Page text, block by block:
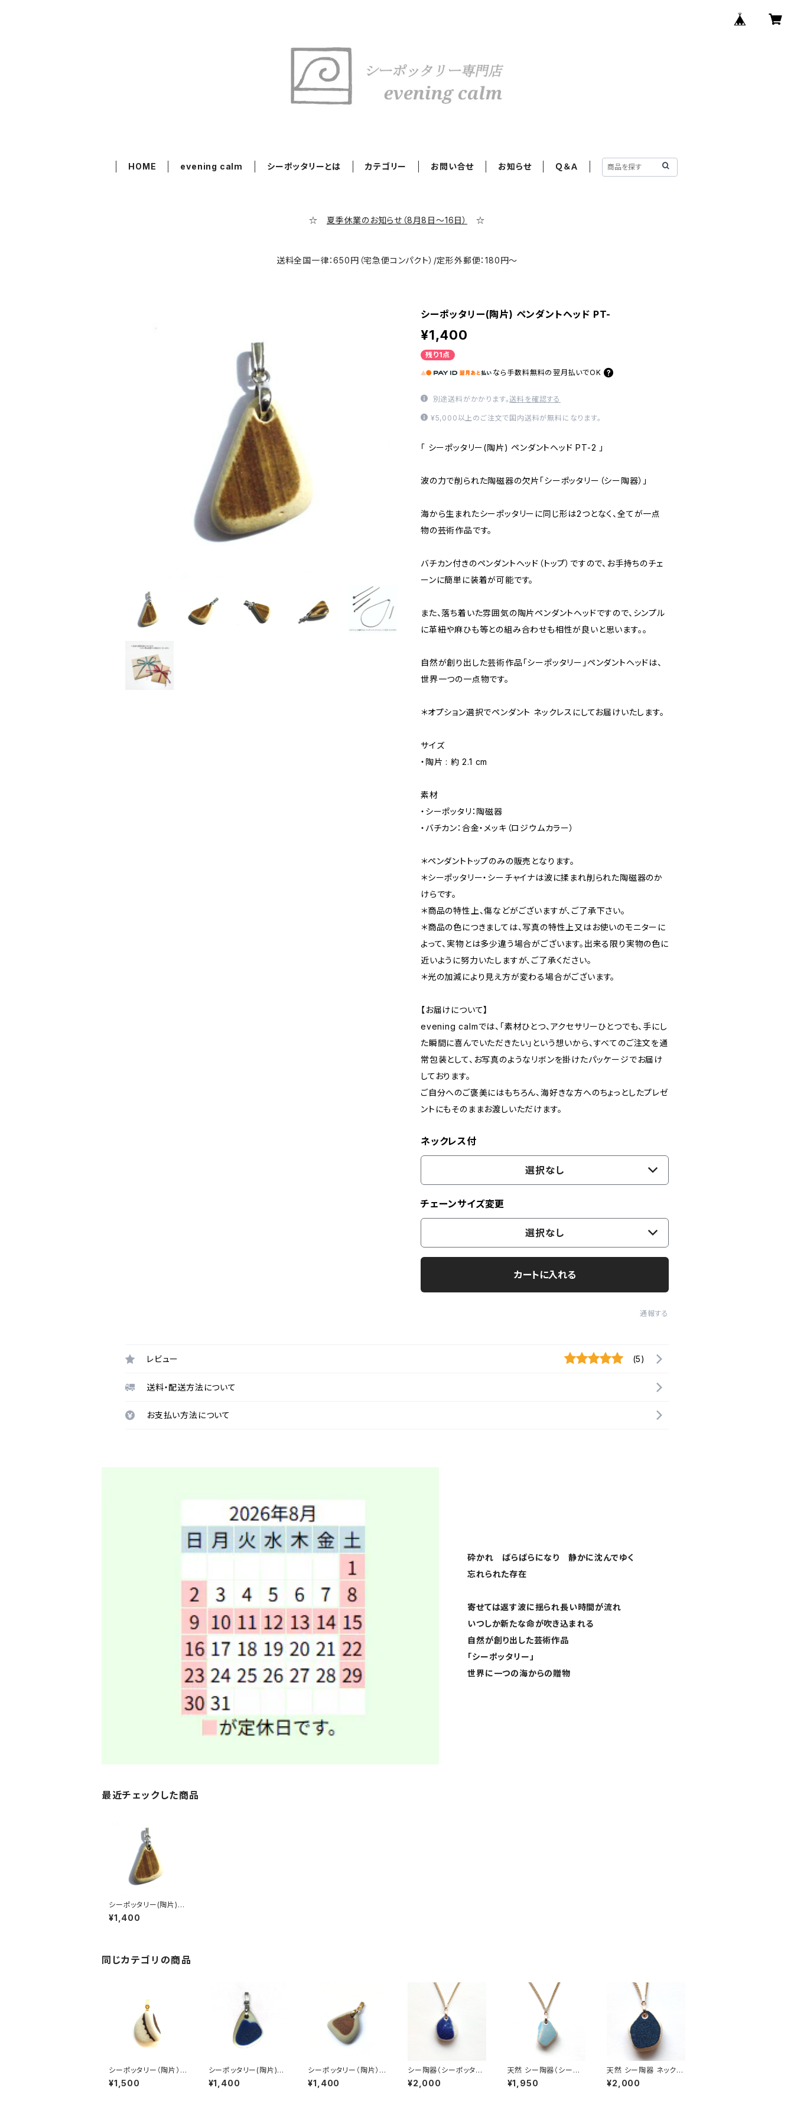
HOME evening calm シーポッタリーとは カテゴリー お問い合せ お知らせ Ｑ＆Ａ
☆ 夏季休業のお知らせ（8月8日～16日） ☆
送料全国一律：650円（宅急便コンパクト）/定形外郵便：180円～
シーポッタリー(陶片) ペンダントヘッド PT-
¥1,400
残り1点
なら 手数料無料の 翌月払いでOK
別途送料がかかります。送料を確認する
¥5,000以上のご注文で国内送料が無料になります。
「 シーポッタリー(陶片) ペンダントヘッド PT-2 」
波の力で削られた陶磁器の欠片「シーポッタリー（シー陶器）」
海から生まれたシーポッタリーに同じ形は2つとなく、全てが一点
物の芸術作品です。
バチカン付きのペンダントヘッド（トップ）ですので、お手持ちのチェ
ーンに簡単に装着が可能です。
また、落ち着いた雰囲気の陶片ペンダントヘッドですので、シンプル
に革紐や麻ひも等との組み合わせも相性が良いと思います。。
自然が創り出した芸術作品「シーポッタリー」ペンダントヘッドは、
世界一つの一点物です。
＊オプション選択でペンダント ネックレスにしてお届けいたします。
サイズ
・陶片 : 約 2.1 cm
素材
・シーポッタリ：陶磁器
・バチカン：合金・メッキ（ロジウムカラー）
＊ペンダントトップのみの販売となります。
＊シーポッタリー・シーチャイナは波に揉まれ削られた陶磁器のか
けらです。
＊商品の特性上、傷などがございますが、ご了承下さい。
＊商品の色につきましては、写真の特性上又はお使いのモニターに
よって、実物とは多少違う場合がございます。出来る限り実物の色に
近いように努力いたしますが、ご了承ください。
＊光の加減により見え方が変わる場合がございます。
【お届けについて】
evening calmでは、「素材ひとつ、アクセサリーひとつでも、手にし
た瞬間に喜んでいただきたい」という想いから、すべてのご注文を通
常包装として、お写真のようなリボンを掛けたパッケージでお届け
しております。
ご自分へのご褒美にはもちろん、海好きな方へのちょっとしたプレゼ
ントにもそのままお渡しいただけます。
ネックレス付
選択なし
チェーンサイズ変更
選択なし
カートに入れる
通報する
レビュー (5)
送料・配送方法について
お支払い方法について
砕かれ ばらばらになり 静かに沈んでゆく
忘れられた存在
寄せては返す波に揺られ長い時間が流れ
いつしか新たな命が吹き込まれる
自然が創り出した芸術作品
「シーポッタリー」
世界に一つの海からの贈物
最近チェックした商品
シーポッタリー(陶片)
ペンダントヘッド PT-
¥1,400
同じカテゴリの商品
シーポッタリー（陶片）
ペンダントヘッド PT-4
¥1,500
シーポッタリー(陶片)
ペンダントトップ PT-3
¥1,400
シーポッタリー（陶片）
ペンダントトップ PT-1
¥1,400
シー陶器（シーポッタリ
ー） ネックレス PN-28
¥2,000
天然 シー陶器（シーポ
ッタリー） ネックレス P
N-26
¥1,950
天然 シー陶器 ネックレ
ス PN-27
¥2,000